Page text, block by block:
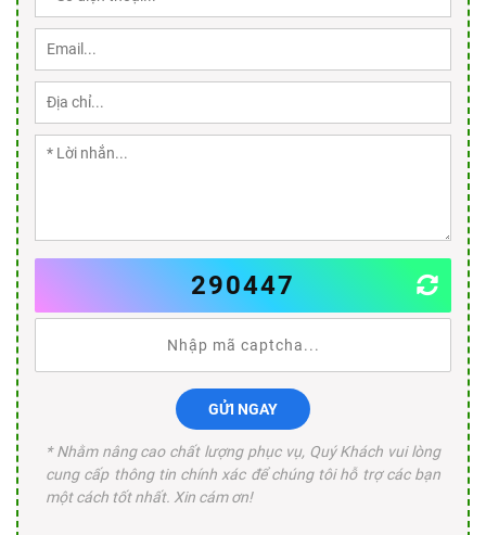
290447
GỬI NGAY
* Nhằm nâng cao chất lượng phục vụ, Quý Khách vui lòng
cung cấp thông tin chính xác để chúng tôi hỗ trợ các bạn
một cách tốt nhất. Xin cám ơn!